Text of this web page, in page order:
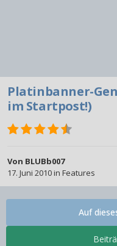
Platinbanner-
im Startpost!)
Von BLUBb007
17. Juni 2010in Features
Auf